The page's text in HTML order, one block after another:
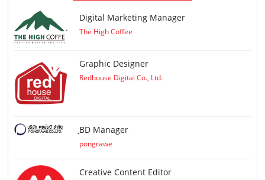
Digital Marketing Manager
The High Coffee
Graphic Designer
Redhouse Digital Co., Ltd.
ฺBD Manager
pongrawe
Creative Content Editor